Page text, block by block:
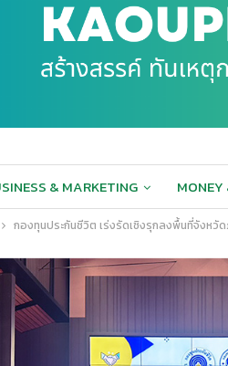
& MARKETING
กองทุนประกันชีวิต เร่งรัดเชิงรุกลงพื้นที่จังหวั